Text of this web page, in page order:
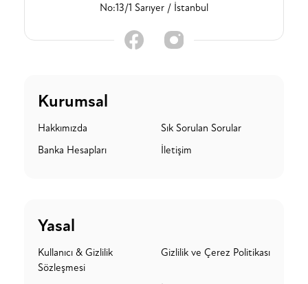
No:13/1 Sarıyer / İstanbul
Kurumsal
Hakkımızda
Sık Sorulan Sorular
Banka Hesapları
İletişim
Yasal
Kullanıcı & Gizlilik
Sözleşmesi
Gizlilik ve Çerez Politikası